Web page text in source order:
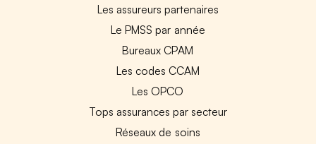
Les assureurs partenaires
Le PMSS par année
Bureaux CPAM
Les codes CCAM
Les OPCO
Tops assurances par secteur
Réseaux de soins